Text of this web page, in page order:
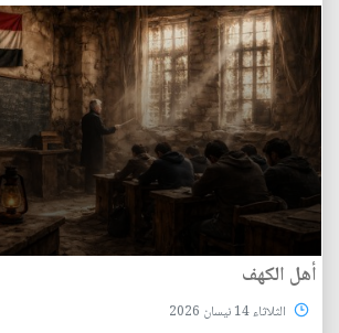
أهل الكهف
الثلاثاء 14 نيسان 2026